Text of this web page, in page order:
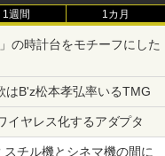
1週間 1カ月
の時計台をモチーフにした
はB'z松本孝弘率いるTMG
イヤレス化するアダプタ
チル機とシネマ機の間に